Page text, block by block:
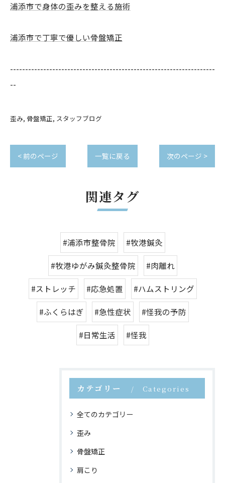
浦添市で身体の歪みを整える施術
浦添市で丁寧で優しい骨盤矯正
--------------------------------------------------------------------
--
歪み 骨盤矯正 スタッフブログ
< 前のページ 一覧に戻る 次のページ >
関連タグ
#浦添市整骨院 #牧港鍼灸
#牧港ゆがみ鍼灸整骨院 #肉離れ
#ストレッチ #応急処置 #ハムストリング
#ふくらはぎ #急性症状 #怪我の予防
#日常生活 #怪我
カテゴリー Categories
全てのカテゴリー
歪み
骨盤矯正
肩こり